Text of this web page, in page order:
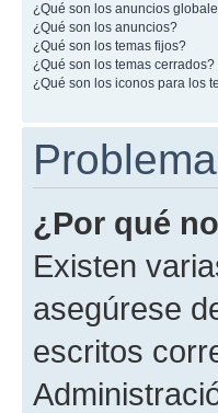
¿Qué son los anuncios
¿Qué son los anuncios?
¿Qué son los temas fijos?
¿Qué son los temas cerrados?
¿Qué son los iconos para los
¿Por qué
Existen
asegúrese
escritos